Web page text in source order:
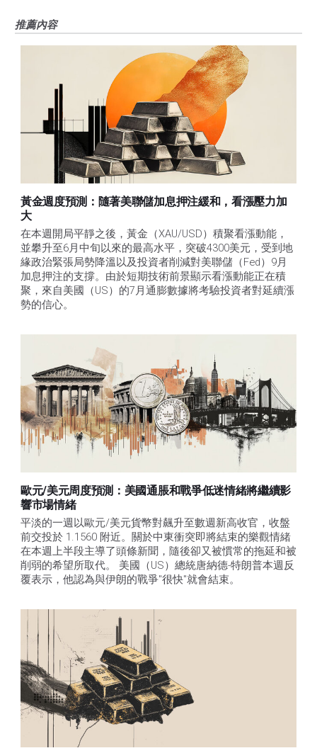
推薦內容
黃金週度預測：隨著美聯儲加息押注緩和，看漲壓力加
大
在本週開局平靜之後，黃金（XAU/USD）積聚看漲動能，
並攀升至6月中旬以來的最高水平，突破4300美元，受到地
緣政治緊張局勢降溫以及投資者削減對美聯儲（Fed）9月
加息押注的支撐。由於短期技術前景顯示看漲動能正在積
聚，來自美國（US）的7月通膨數據將考驗投資者對延續漲
勢的信心。
歐元/美元周度預測：美國通脹和戰爭低迷情緒將繼續影
響市場情緒
平淡的一週以歐元/美元貨幣對飆升至數週新高收官，收盤
前交投於 1.1560 附近。關於中東衝突即將結束的樂觀情緒
在本週上半段主導了頭條新聞，隨後卻又被慣常的拖延和被
削弱的希望所取代。 美國（US）總統唐納德-特朗普本週反
覆表示，他認為與伊朗的戰爭"很快"就會結束。